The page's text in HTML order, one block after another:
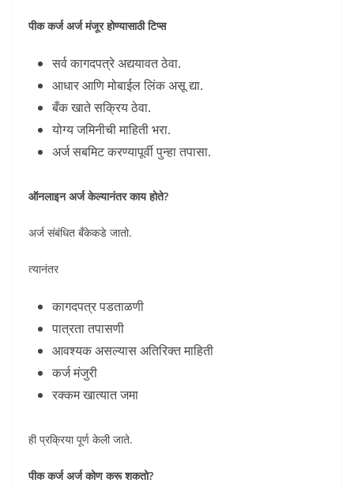
पीक कर्ज अर्ज मंजूर होण्यासाठी टिप्स
सर्व कागदपत्रे अद्ययावत ठेवा.
आधार आणि मोबाईल लिंक असू द्या.
बँक खाते सक्रिय ठेवा.
योग्य जमिनीची माहिती भरा.
अर्ज सबमिट करण्यापूर्वी पुन्हा तपासा.
ऑनलाइन अर्ज केल्यानंतर काय होते?
अर्ज संबंधित बँकेकडे जातो.
त्यानंतर
कागदपत्र पडताळणी
पात्रता तपासणी
आवश्यक असल्यास अतिरिक्त माहिती
कर्ज मंजुरी
रक्कम खात्यात जमा
ही प्रक्रिया पूर्ण केली जाते.
पीक कर्ज अर्ज कोण करू शकतो?